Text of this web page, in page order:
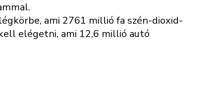
ami 2761 millió fa szén-dioxid-
elégetni, ami 12,6 millió autó